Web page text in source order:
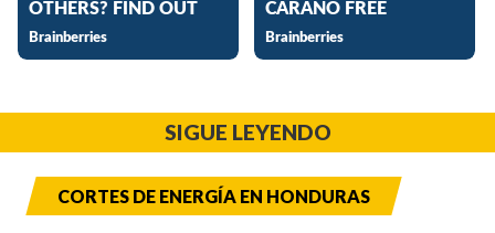
SIGUE LEYENDO
CORTES DE ENERGÍA EN HONDURAS